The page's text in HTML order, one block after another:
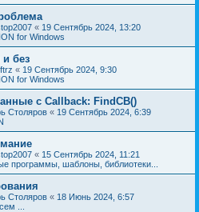
« 19 Сентябрь 2024, 13:20
for Windows
без
« 19 Сентябрь 2024, 9:30
for Windows
с Callback: FindCB()
Столяров « 19 Сентябрь 2024, 6:39
« 15 Сентябрь 2024, 11:21
программы, шаблоны, библиотеки...
Столяров « 18 Июнь 2024, 6:57
...